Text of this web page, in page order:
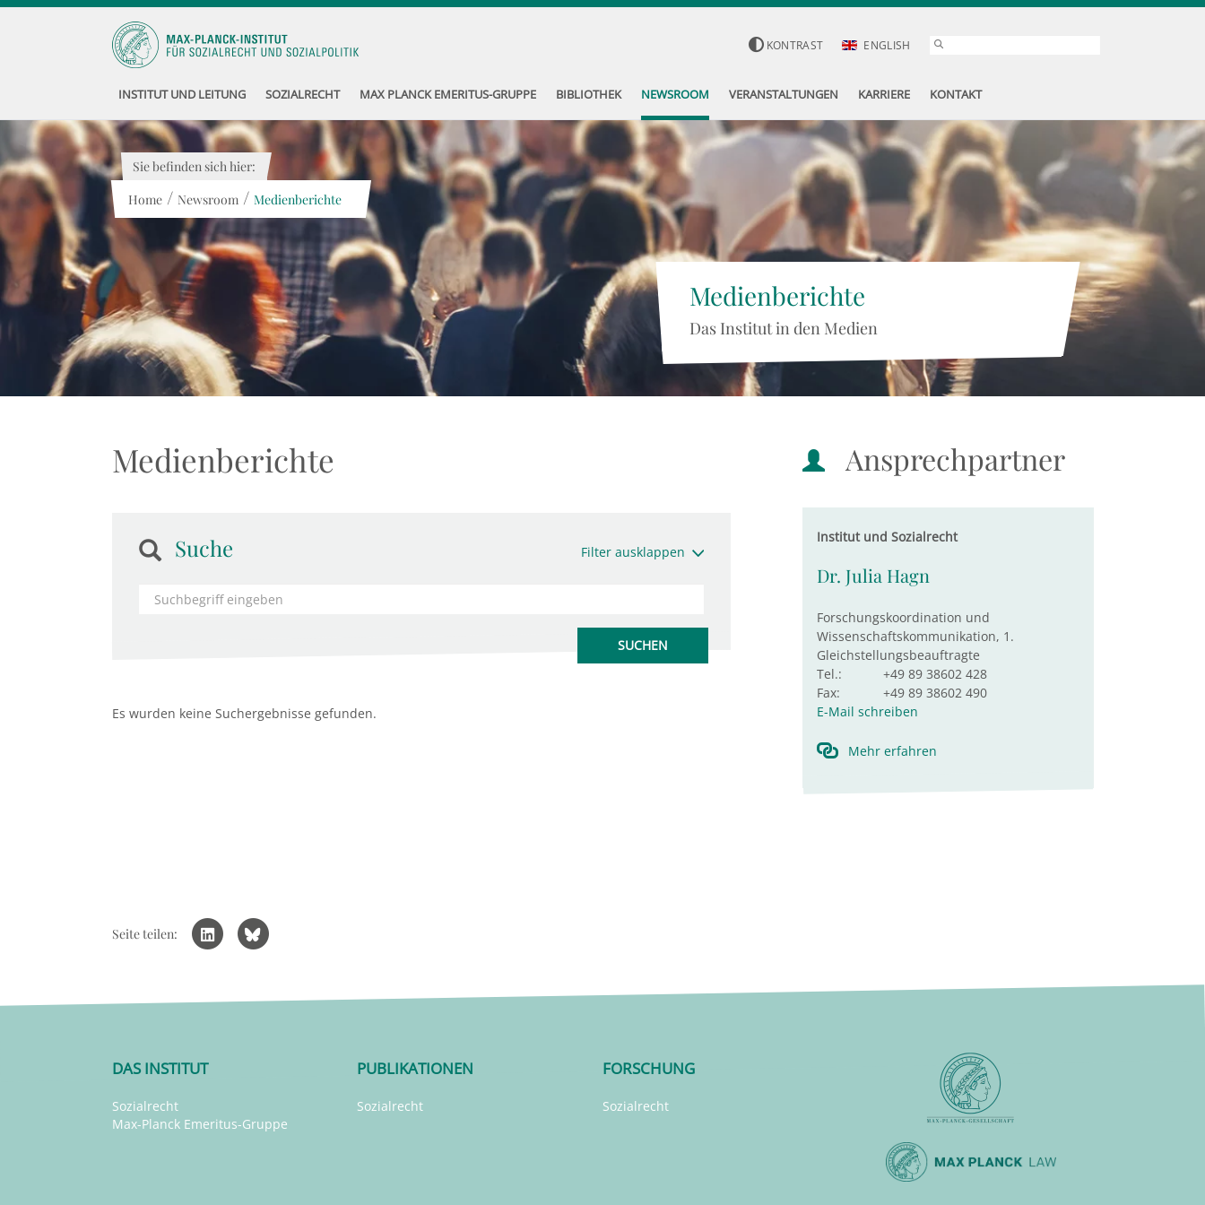
KONTRAST ENGLISH
INSTITUT UND LEITUNG SOZIALRECHT MAX PLANCK EMERITUS-GRUPPE BIBLIOTHEK NEWSROOM VERANSTALTUNGEN KARRIERE KONTAKT
Medienberichte
Das Institut in den Medien
Sie befinden sich hier:
Home / Newsroom / Medienberichte
Medienberichte
Suche Filter ausklappen
Es wurden keine Suchergebnisse gefunden.
Ansprechpartner
Institut und Sozialrecht
Dr. Julia Hagn
Forschungskoordination und
Wissenschaftskommunikation, 1.
Gleichstellungsbeauftragte
Tel.:
+49 89 38602 428
Fax:
+49 89 38602 490
E-Mail schreiben
Mehr erfahren
Seite teilen:
DAS INSTITUT
Sozialrecht
Max-Planck Emeritus-Gruppe
PUBLIKATIONEN
Sozialrecht
FORSCHUNG
Sozialrecht